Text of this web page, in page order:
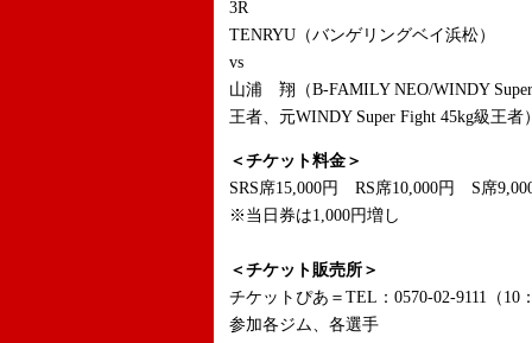
3R
TENRYU（バンゲリングベイ浜松）
vs
山浦 翔（B-FAMILY NEO/WINDY
王者、元WINDY Super Fight 45kg級王者
＜チケット料金＞
SRS席15,000円 RS席10,000円 S席
※当日券は1,000円増し
＜チケット販売所＞
チケットぴあ＝TEL：0570-02-9111（10
参加各ジム、各選手